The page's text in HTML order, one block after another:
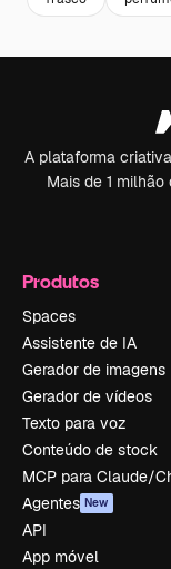
A plataforma
Mais de 1
Produtos
Spaces
Assistente de IA
Gerador de imagens
Gerador de vídeos
Texto para voz
Conteúdo de stock
MCP para Claude/
Agentes New
API
App móvel